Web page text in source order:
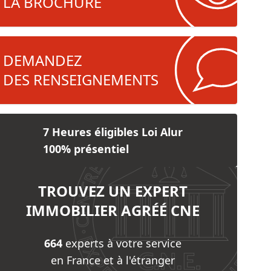
de Syndic
châteaux et traits de côte
DEMANDEZ
DES RENSEIGNEMENTS
7 Heures éligibles Loi Alur
100% présentiel
TROUVEZ UN EXPERT
IMMOBILIER AGRÉÉ CNE
664 experts à votre service
en France et à l'étranger